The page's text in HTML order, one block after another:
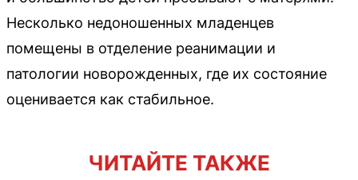
Несколько недоношенных младенцев
помещены в отделение реанимации и
патологии новорожденных, где их состояние
оценивается как стабильное.
ЧИТАЙТЕ ТАКЖЕ